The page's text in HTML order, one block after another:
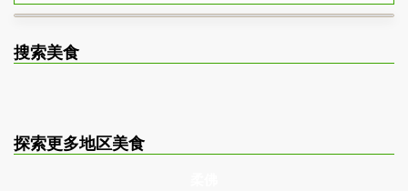
搜索美食
探索更多地区美食